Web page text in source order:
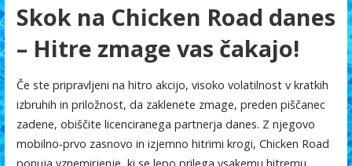
Skok na Chicken Road danes
– Hitre zmage vas čakajo!
Če ste pripravljeni na hitro akcijo, visoko volatilnost v kratkih
izbruhih in priložnost, da zaklenete zmage, preden piščanec
zadene, obiščite licenciranega partnerja danes. Z njegovo
mobilno‑prvo zasnovo in izjemno hitrimi krogi, Chicken Road